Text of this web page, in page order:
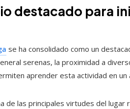
destacado para
se ha consolidado como un
serenas, la proximidad a
aprender esta actividad en un
de las principales virtudes del lugar